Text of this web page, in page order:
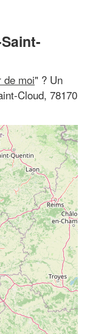
de moi" ? Un
Cloud, 78170